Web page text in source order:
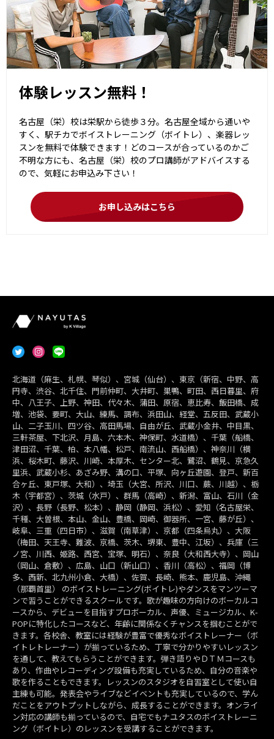
体験レッスン無料！
名古屋（栄）校は栄駅から徒歩３分。名古屋全域から通いや
すく、駅チカでボイストレーニング（ボイトレ）、楽器レッ
スンを無料で体験できます！どのコースが合っているのかご
不明な方にも、名古屋（栄）校のプロ講師がアドバイスする
ので、気軽にお申込み下さい！
お申し込みはこちら
北海道（麻生、札幌、琴似）、宮城（仙台）、東京（新宿、中野、高
円寺、渋谷、北千住、門前仲町、大井町、巣鴨、町田、西日暮里、府
中、八王子、上野、神田、代々木、蒲田、原宿、恵比寿、飯田橋、成
増、池袋、要町、大山、練馬、調布、浜田山、経堂、五反田、武蔵小
山、二子玉川、四ツ谷、高田馬場、自由が丘、武蔵小金井、中目黒、
三軒茶屋、下北沢、月島、六本木、神保町、水道橋）、千葉（船橋、
津田沼、千葉、柏、本八幡、松戸、南流山、西船橋）、神奈川（横
浜、桜木町、藤沢、川崎、本厚木、センター北、鷺沼、鶴見、京急久
里浜、武蔵小杉、あざみ野、溝の口、平塚、向ヶ丘遊園、登戸、新百
合ヶ丘、東戸塚、大和）、埼玉（大宮、所沢、川口、蕨、川越）、栃
木（宇都宮）、茨城（水戸）、群馬（高崎）、新潟、富山、石川（金
沢）、長野（長野、松本）、静岡（静岡、浜松）、愛知（名古屋栄、
千種、大曽根、本山、金山、豊橋、岡崎、御器所、一宮、藤が丘）、
岐阜、三重（四日市）、滋賀（南草津）、京都（四条烏丸）、大阪
（梅田、天王寺、難波、京橋、茨木、堺東、豊中、江坂）、兵庫（三
ノ宮、川西、姫路、西宮、宝塚、明石）、奈良（大和西大寺）、岡山
（岡山、倉敷）、広島、山口（新山口）、香川（高松）、福岡（博
多、西新、北九州小倉、大橋）、佐賀、長崎、熊本、鹿児島、沖縄
（那覇首里） のボイストレーニング(ボイトレ)やダンスをマンツーマ
ンで習うことができるスクールです。歌が趣味の方向けのボーカルコ
ースから、デビューを目指すプロボーカル、声優、ミュージカル、K-
POPに特化したコースなど、年齢に関係なくチャンスを掴むことがで
きます。各校舎、教室には経験が豊富で優秀なボイストレーナー（ボ
イトレトレーナー）が揃っているため、丁寧で分かりやすいレッスン
を通して、教えてもらうことができます。弾き語りやＤＴＭコースも
あり、作曲やレコーディング設備も充実しているため、自分の音楽や
歌を作ることもできます。レッスンのスタジオを自習室として使い自
主練も可能。発表会やライブなどイベントも充実しているので、学ん
だことをアウトプットしながら、成長することができます。オンライ
ン対応の講師も揃っているので、自宅でもナユタスのボイストレーニ
ング（ボイトレ）のレッスンを受講することができます。